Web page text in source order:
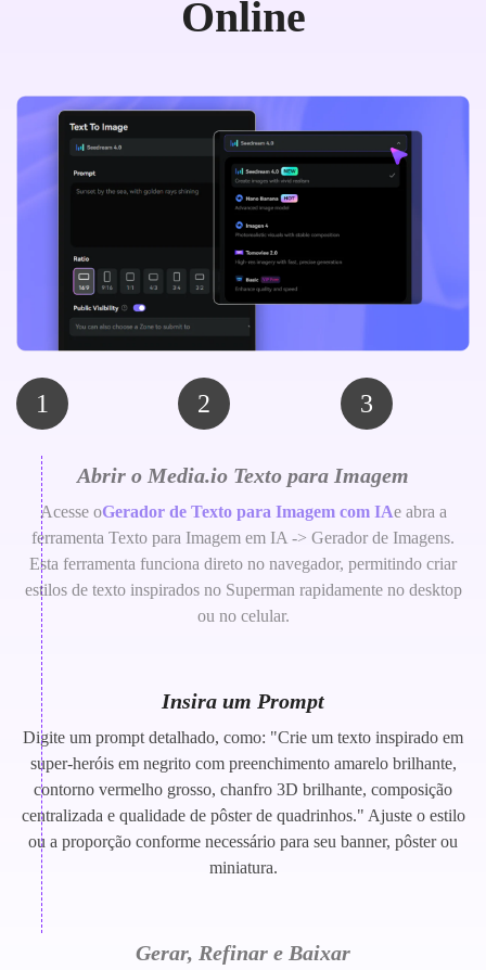
Online
1 2 3
Abrir o Media.io Texto para Imagem
Acesse oGerador de Texto para Imagem com IAe abra a
ferramenta Texto para Imagem em IA -> Gerador de Imagens.
Esta ferramenta funciona direto no navegador, permitindo criar
estilos de texto inspirados no Superman rapidamente no desktop
ou no celular.
Insira um Prompt
Digite um prompt detalhado, como: "Crie um texto inspirado em
super-heróis em negrito com preenchimento amarelo brilhante,
contorno vermelho grosso, chanfro 3D brilhante, composição
centralizada e qualidade de pôster de quadrinhos." Ajuste o estilo
ou a proporção conforme necessário para seu banner, pôster ou
miniatura.
Gerar, Refinar e Baixar